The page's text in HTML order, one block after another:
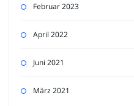
Februar 2023
April 2022
Juni 2021
März 2021